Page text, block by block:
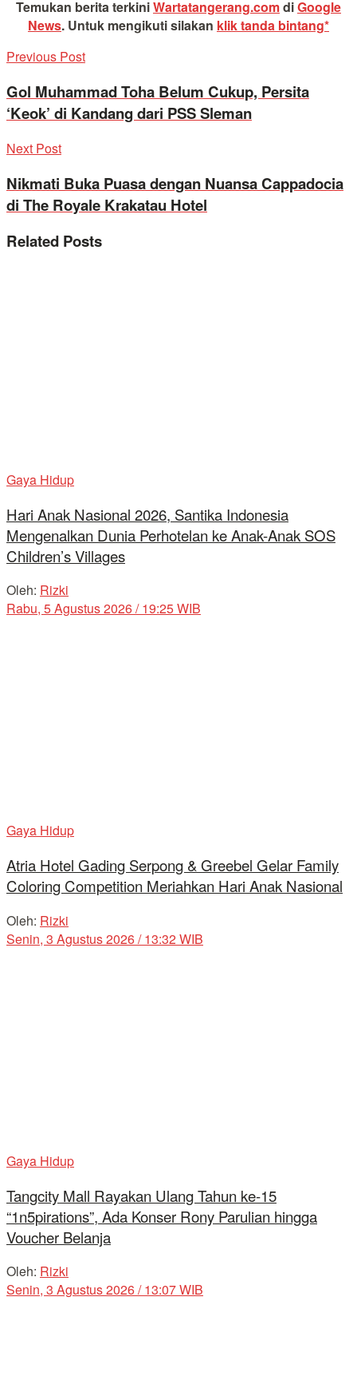
Temukan berita terkiniWartatangerang.comdiGoogle
News. Untuk mengikuti silakan klik tanda bintang*
Previous Post
Gol Muhammad Toha Belum Cukup, Persita
‘Keok’ di Kandang dari PSS Sleman
Next Post
Nikmati Buka Puasa dengan Nuansa Cappadocia
di The Royale Krakatau Hotel
Related Posts
Gaya Hidup
Hari Anak Nasional 2026, Santika Indonesia
Mengenalkan Dunia Perhotelan ke Anak-Anak SOS
Children’s Villages
Oleh: Rizki
Rabu, 5 Agustus 2026 / 19:25 WIB
Gaya Hidup
Atria Hotel Gading Serpong & Greebel Gelar Family
Coloring Competition Meriahkan Hari Anak Nasional
Oleh: Rizki
Senin, 3 Agustus 2026 / 13:32 WIB
Gaya Hidup
Tangcity Mall Rayakan Ulang Tahun ke-15
“1n5pirations”, Ada Konser Rony Parulian hingga
Voucher Belanja
Oleh: Rizki
Senin, 3 Agustus 2026 / 13:07 WIB